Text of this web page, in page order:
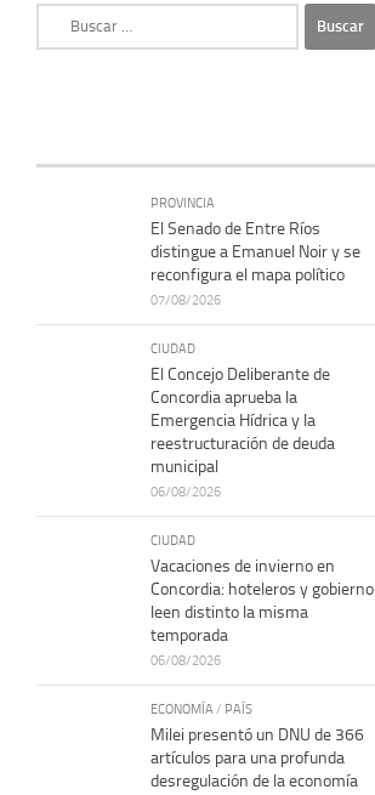
PROVINCIA
El Senado de Entre Ríos
distingue a Emanuel Noir y se
reconfigura el mapa político
07/08/2026
CIUDAD
El Concejo Deliberante de
Concordia aprueba la
Emergencia Hídrica y la
reestructuración de deuda
municipal
06/08/2026
CIUDAD
Vacaciones de invierno en
Concordia: hoteleros y gobierno
leen distinto la misma
temporada
06/08/2026
ECONOMÍA / PAÍS
Milei presentó un DNU de 366
artículos para una profunda
desregulación de la economía